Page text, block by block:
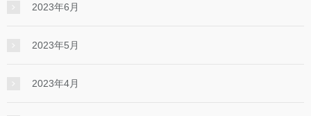
2023年6月
2023年5月
2023年4月